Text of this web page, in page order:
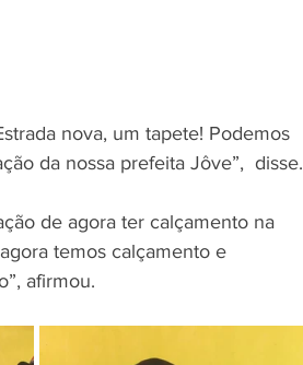
nova, um tapete! Podemos
da nossa prefeita Jôve”,  disse.
de agora ter calçamento na
temos calçamento e
afirmou.